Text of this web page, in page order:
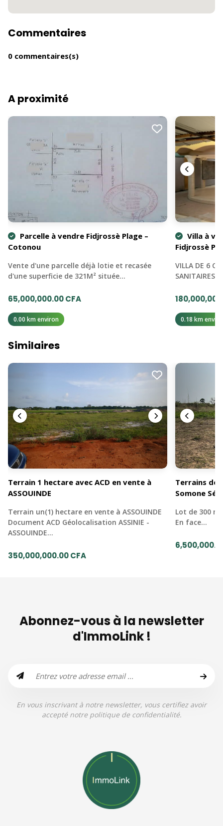
Commentaires
0 commentaires(s)
A proximité
Parcelle à vendre Fidjrossè Plage –
Cotonou
Vente d'une parcelle déjà lotie et recasée
d'une superficie de 321M² située…
65,000,000.00 CFA
0.00 km environ
Villa à
Fidjrossè
VILLA DE 6
SANITAIRES
0.18 km
Similaires
Terrain 1 hectare avec ACD en vente à
ASSOUINDE
Terrain un(1) hectare en vente à ASSOUINDE
Document ACD Géolocalisation ASSINIE -
ASSOUINDE…
350,000,000.00 CFA
Terrains de
Somone
Lot de 300
En face…
Abonnez-vous à la newsletter
d'ImmoLink !
En vous inscrivant à notre newsletter, vous certifiez avoir
accepté notre politique de confidentialité.